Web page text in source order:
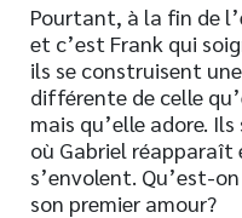
Pourtant, à la fin de
et c’est Frank qui
ils se construisent
différente de celle
mais qu’elle adore.
où Gabriel réapparaît
s’envolent. Qu’est-
son premier amour?